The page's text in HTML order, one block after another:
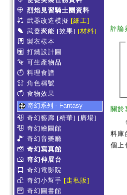
烈焰見習騎士團資料
武器改造模擬 [細工]
武器聚能 [效果] [材料]
製衣樣本
打鐵設計圖
可生產物品
料理食譜
角色稱號
食物效果
奇幻系列 - Fantasy
奇幻藝廊 [精華] [廣場]
奇幻繪圖館
奇幻音樂廳
奇幻寫真館
奇幻伸展台
奇幻電影院
奇幻小幫手 [走私販]
奇幻圖書館
評論
關於
料庫
個上